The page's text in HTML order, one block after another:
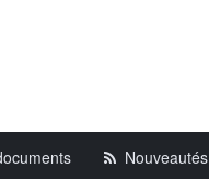
Nouveautés